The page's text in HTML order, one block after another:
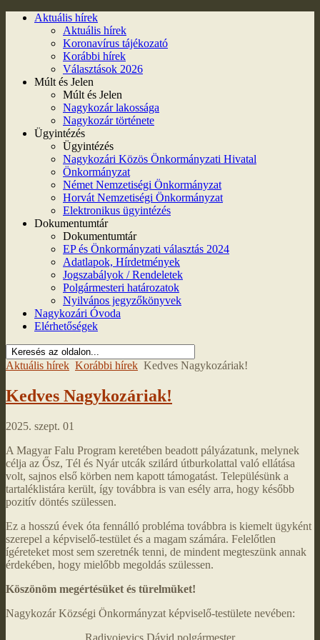
Aktuális hírek
Aktuális hírek
Koronavírus tájékozató
Korábbi hírek
Választások 2026
Múlt és Jelen
Múlt és Jelen
Nagykozár lakossága
Nagykozár története
Ügyintézés
Ügyintézés
Nagykozári Közös Önkormányzati Hivatal
Önkormányzat
Német Nemzetiségi Önkormányzat
Horvát Nemzetiségi Önkormányzat
Elektronikus ügyintézés
Dokumentumtár
Dokumentumtár
EP és Önkormányzati választás 2024
Adatlapok, Hírdetmények
Jogszabályok / Rendeletek
Polgármesteri határozatok
Nyilvános jegyzőkönyvek
Nagykozári Óvoda
Elérhetőségek
Aktuális hírek Korábbi hírek Kedves Nagykozáriak!
Kedves Nagykozáriak!
2025. szept. 01
A Magyar Falu Program keretében beadott pályázatunk, melynek
célja az Ősz, Tél és Nyár utcák szilárd útburkolattal való ellátása
volt, sajnos első körben nem kapott támogatást. Településünk a
tartaléklistára került, így továbbra is van esély arra, hogy később
pozitív döntés szülessen.
Ez a hosszú évek óta fennálló probléma továbbra is kiemelt ügyként
szerepel a képviselő-testület és a magam számára. Felelőtlen
ígéreteket most sem szeretnék tenni, de mindent megteszünk annak
érdekében, hogy mielőbb megoldás szülessen.
Köszönöm megértésüket és türelmüket!
Nagykozár Községi Önkormányzat képviselő-testülete nevében:
Radivojevics Dávid polgármester